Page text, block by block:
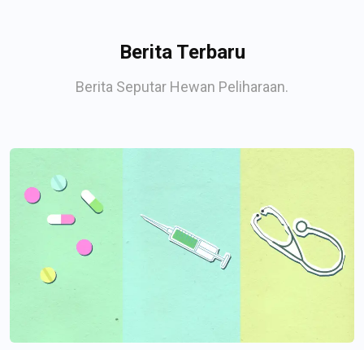
Berita Terbaru
Berita Seputar Hewan Peliharaan.